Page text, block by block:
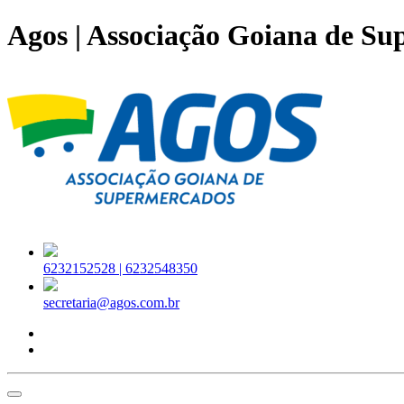
Agos | Associação Goiana de
6232152528 | 6232548350
secretaria@agos.com.br